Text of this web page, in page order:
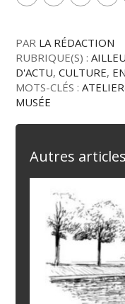
PAR LA RÉDACTION
RUBRIQUE(S) :
D'ACTU,CULTURE,
MOTS-CLÉS :
MUSÉE
Autres